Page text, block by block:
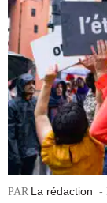
La rédaction